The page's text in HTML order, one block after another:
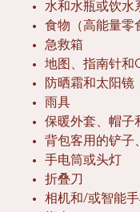
水和水瓶或饮水
食物（高能量零
急救箱
地图、指南针和
防晒霜和太阳镜
雨具
保暖外套、帽子
背包客用的铲子
手电筒或头灯
折叠刀
相机和/或智能